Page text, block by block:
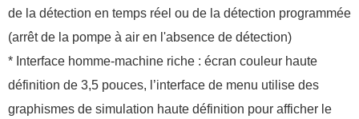
de la détection en temps réel ou de la détection programmée
(arrêt de la pompe à air en l'absence de détection)
* Interface homme-machine riche : écran couleur haute
définition de 3,5 pouces, l’interface de menu utilise des
graphismes de simulation haute définition pour afficher le